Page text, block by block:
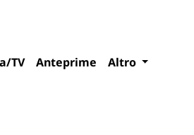
TV Anteprime Altro